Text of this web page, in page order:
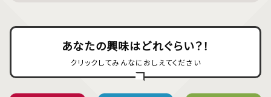
あなたの興味はどれぐらい？！
クリックしてみんなにおしえてください